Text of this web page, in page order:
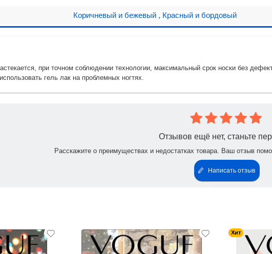
Коричневый и бежевый , Красный и бордовый
при точном соблюдении технологии, максимальный срок носки без
гель лак на проблемных ногтях.
Отзывов ещё нет, станьте
Расскажите о преимуществах и недостатках товара. Ваш отзыв
Написать отзыв
Хит